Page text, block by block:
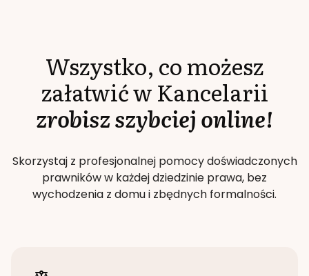
Wszystko, co możesz
załatwić w Kancelarii
zrobisz szybciej online!
Skorzystaj z profesjonalnej pomocy doświadczonych
prawników w każdej dziedzinie prawa, bez
wychodzenia z domu i zbędnych formalności.